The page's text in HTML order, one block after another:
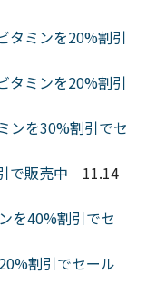
タミンを20%割引
タミンを20%割引
ンを30%割引でセ
で販売中 11.14
を40%割引でセ
割引でセール